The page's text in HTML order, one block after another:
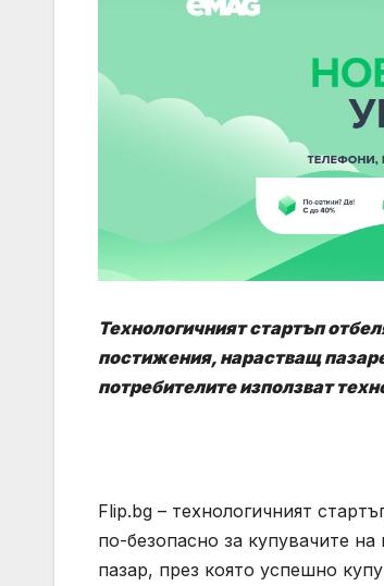
Технологичният стартъп
постижения, нарастващ
потребителите използват
Flip.bg – технологичният
по-безопасно за купувачите
пазар, през която успешно